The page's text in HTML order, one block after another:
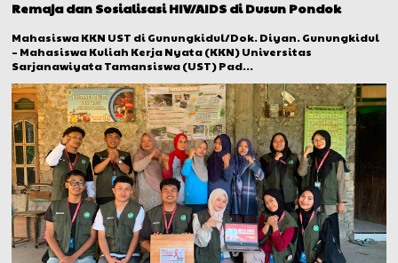
Remaja dan Sosialisasi HIV/AIDS di Dusun Pondok
Mahasiswa KKN UST di Gunungkidul/Dok. Diyan. Gunungkidul
– Mahasiswa Kuliah Kerja Nyata (KKN) Universitas
Sarjanawiyata Tamansiswa (UST) Pad...